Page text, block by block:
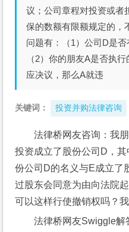
议；公司章程对投资或者
保的数额有限额规定的，
问题有：（1）公司D是
（2）你的朋友A是否执
应决议，那么A就违
关键词： 投资并购法律咨询
法律桥网友咨询：我
投资成立了股份公司D，
份公司D的名义与E成立了
过股东会同意为由向法院
可以这样行使撤销权吗？
法律桥网友Swiggle解